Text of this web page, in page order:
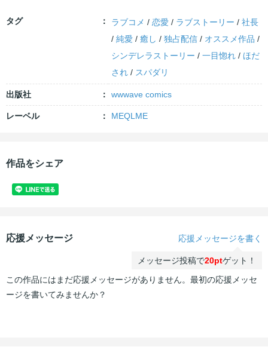
タグ ラブコメ /恋愛 / ラブストーリー /社長
/純愛 /癒し /独占配信 / オススメ作品 /
シンデレラストーリー /一目惚れ /ほだ
され / スパダリ
出版社 wwwave comics
レーベル MEQLME
作品をシェア
応援メッセージ 応援メッセージを書く
メッセージ投稿で20ptゲット！
この作品にはまだ応援メッセージがありません。最初の応援メッセ
ージを書いてみませんか？